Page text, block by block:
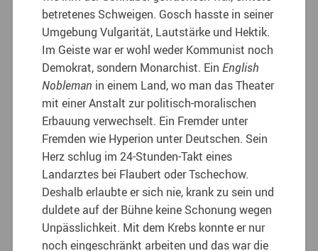
betretenes Schweigen. Gosch hasste in seiner
Umgebung Vulgarität, Lautstärke und Hektik.
Im Geiste war er wohl weder Kommunist noch
Demokrat, sondern Monarchist. EinEnglish
Nobleman in einem Land, wo man das Theater
mit einer Anstalt zur politisch-moralischen
Erbauung verwechselt. Ein Fremder unter
Fremden wie Hyperion unter Deutschen. Sein
Herz schlug im 24-Stunden-Takt eines
Landarztes bei Flaubert oder Tschechow.
Deshalb erlaubte er sich nie, krank zu sein und
duldete auf der Bühne keine Schonung wegen
Unpässlichkeit. Mit dem Krebs konnte er nur
noch eingeschränkt arbeiten und das war die